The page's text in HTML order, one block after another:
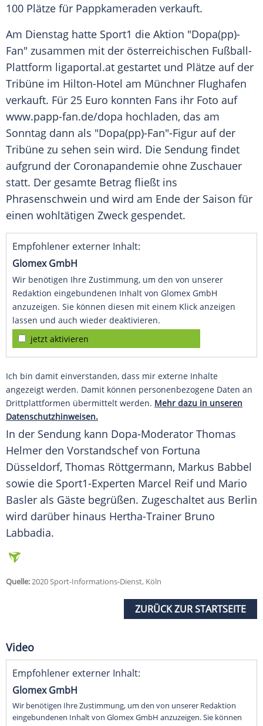
100 Plätze für Pappkameraden verkauft.
Am Dienstag hatte Sport1 die Aktion "Dopa(pp)-
Fan" zusammen mit der österreichischen Fußball-
Plattform ligaportal.at gestartet und Plätze auf der
Tribüne im Hilton-Hotel am Münchner Flughafen
verkauft. Für 25 Euro konnten Fans ihr Foto auf
www.papp-fan.de/dopa hochladen, das am
Sonntag dann als "Dopa(pp)-Fan"-Figur auf der
Tribüne zu sehen sein wird. Die Sendung findet
aufgrund der Coronapandemie ohne Zuschauer
statt. Der gesamte Betrag fließt ins
Phrasenschwein und wird am Ende der Saison für
einen wohltätigen Zweck gespendet.
Empfohlener externer Inhalt:
Glomex GmbH
Wir benötigen Ihre Zustimmung, um den von unserer
Redaktion eingebundenen Inhalt von Glomex GmbH
anzuzeigen. Sie können diesen mit einem Klick anzeigen
lassen und auch wieder deaktivieren.
jetzt aktivieren
Ich bin damit einverstanden, dass mir externe Inhalte
angezeigt werden. Damit können personenbezogene Daten an
Drittplattformen übermittelt werden. Mehr dazu in unseren
Datenschutzhinweisen.
In der Sendung kann Dopa-Moderator Thomas
Helmer den Vorstandschef von Fortuna
Düsseldorf, Thomas Röttgermann, Markus Babbel
sowie die Sport1-Experten Marcel Reif und Mario
Basler als Gäste begrüßen. Zugeschaltet aus Berlin
wird darüber hinaus Hertha-Trainer Bruno
Labbadia.
Quelle:2020 Sport-Informations-Dienst, Köln
ZURÜCK ZUR STARTSEITE
Video
Empfohlener externer Inhalt:
Glomex GmbH
Wir benötigen Ihre Zustimmung, um den von unserer Redaktion
eingebundenen Inhalt von Glomex GmbH anzuzeigen. Sie können